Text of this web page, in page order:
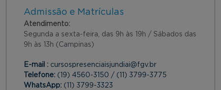
Admissão e Matrículas
Atendimento:
Segunda a sexta-feira, das 9h às 19h / Sábados das
9h às 13h (Campinas)
E-mail : cursospresenciaisjundiai@fgv.br
Telefone: (19) 4560-3150 / (11) 3799-3775
WhatsApp: (11) 3799-3323